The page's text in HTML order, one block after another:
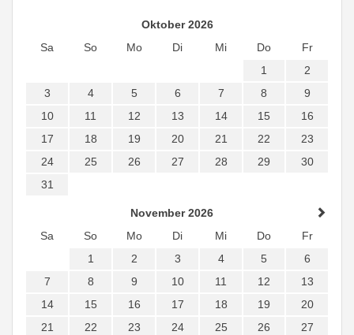
Oktober 2026
Sa
So Mo Di Mi Do
Fr
1
2
3
4 5 6 7 8
9
10
11 12 13 14 15
16
17
18 19 20 21 22
23
24
25 26 27 28 29
30
31
November 2026
Sa
So Mo Di Mi Do
Fr
1
2 3 4 5
6
7
8 9 10 11 12
13
14
15 16 17 18 19
20
21
22 23 24 25 26
27